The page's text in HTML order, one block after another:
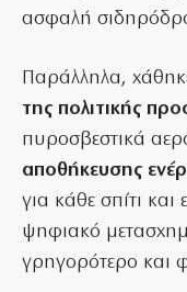
ασφαλή
Παράλληλα,
της πολιτικής
πυροσβεστικά
αποθήκευσης
για κάθε σπίτι και
ψηφιακό
γρηγορότερο και